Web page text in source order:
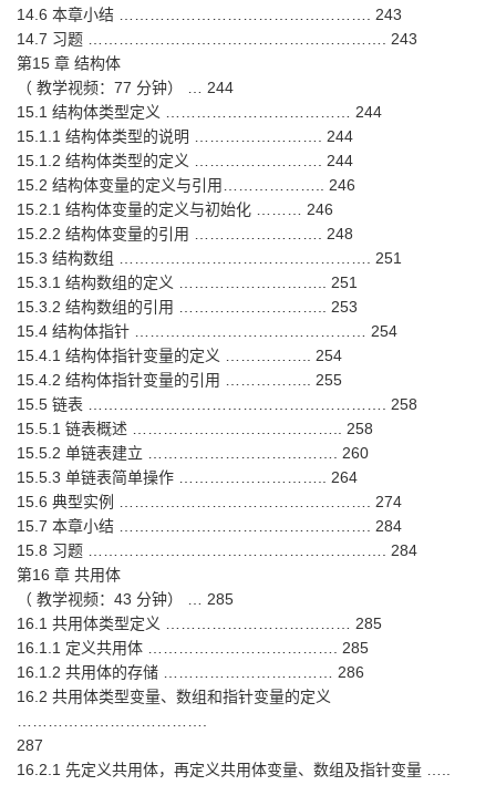
14.6 本章小结 …………………………………………. 243
14.7 习题 …………………………………………………. 243
第15 章 结构体
（ 教学视频：77 分钟） … 244
15.1 结构体类型定义 ……………………………… 244
15.1.1 结构体类型的说明 ……………………. 244
15.1.2 结构体类型的定义 ……………………. 244
15.2 结构体变量的定义与引用……………….. 246
15.2.1 结构体变量的定义与初始化 ……… 246
15.2.2 结构体变量的引用 ……………………. 248
15.3 结构数组 …………………………………………. 251
15.3.1 结构数组的定义 ……………………….. 251
15.3.2 结构数组的引用 ……………………….. 253
15.4 结构体指针 ……………………………………… 254
15.4.1 结构体指针变量的定义 …………….. 254
15.4.2 结构体指针变量的引用 …………….. 255
15.5 链表 …………………………………………………. 258
15.5.1 链表概述 ………………………………….. 258
15.5.2 单链表建立 ………………………………. 260
15.5.3 单链表简单操作 ……………………….. 264
15.6 典型实例 …………………………………………. 274
15.7 本章小结 …………………………………………. 284
15.8 习题 …………………………………………………. 284
第16 章 共用体
（ 教学视频：43 分钟） … 285
16.1 共用体类型定义 ……………………………… 285
16.1.1 定义共用体 ………………………………. 285
16.1.2 共用体的存储 …………………………… 286
16.2 共用体类型变量、数组和指针变量的定义
287
16.2.1 先定义共用体，再定义共用体变量、数组及指针变量 …..